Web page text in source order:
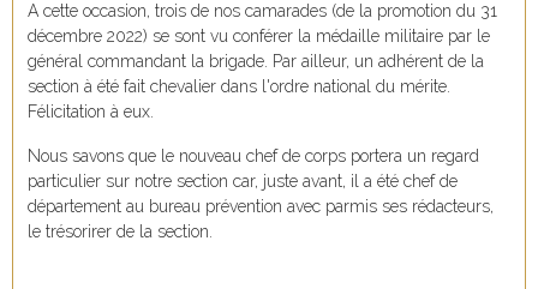
A cette occasion, trois de nos camarades (de la promotion du 31
décembre 2022) se sont vu conférer la médaille militaire par le
général commandant la brigade. Par ailleur, un adhérent de la
section à été fait chevalier dans l'ordre national du mérite.
Félicitation à eux.
Nous savons que le nouveau chef de corps portera un regard
particulier sur notre section car, juste avant, il a été chef de
département au bureau prévention avec parmis ses rédacteurs,
le trésorirer de la section.